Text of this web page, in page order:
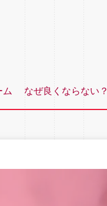
ム なぜ良くならない？